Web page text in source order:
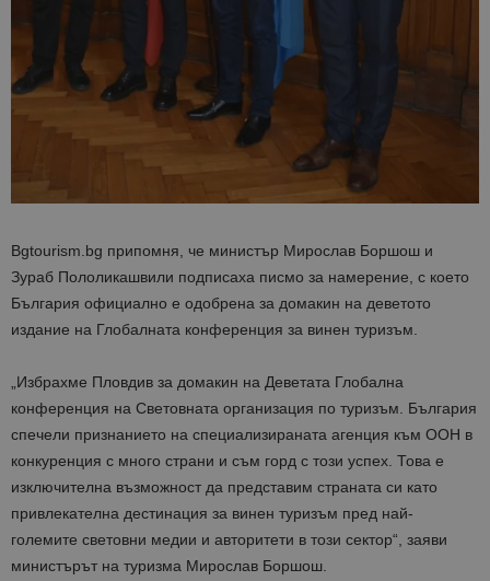
Bgtourism.bg припомня, че министър Мирослав Боршош и
Зураб Пололикашвили подписаха писмо за намерение, с което
България официално е одобрена за домакин на деветото
издание на Глобалната конференция за винен туризъм.
„Избрахме Пловдив за домакин на Деветата Глобална
конференция на Световната организация по туризъм. България
спечели признанието на специализираната агенция към ООН в
конкуренция с много страни и съм горд с този успех. Това е
изключителна възможност да представим страната си като
привлекателна дестинация за винен туризъм пред най-
големите световни медии и авторитети в този сектор“, заяви
министърът на туризма Мирослав Боршош.